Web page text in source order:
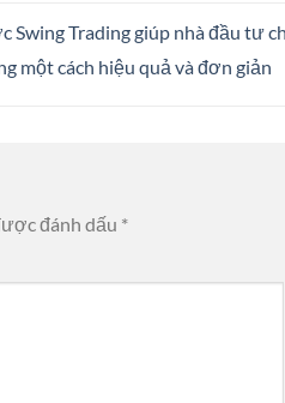
Swing Trading giúp nhà đầu tư
một cách hiệu quả và đơn giản
đánh dấu *